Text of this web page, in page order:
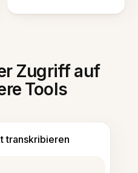
Zugriff auf
Tools
transkribieren